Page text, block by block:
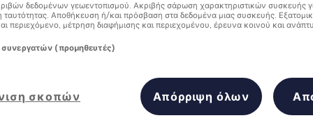
δεδομένων γεωεντοπισμού. Ακριβής σάρωση χαρακτηριστικών συσκευής
ταυτότητας. Αποθήκευση ή/και πρόσβαση στα δεδομένα μιας συσκευής.
περιεχόμενο, μέτρηση διαφήμισης και περιεχομένου, έρευνα κοινού και
(προμηθευτές)
σκοπών Απόρριψη όλων